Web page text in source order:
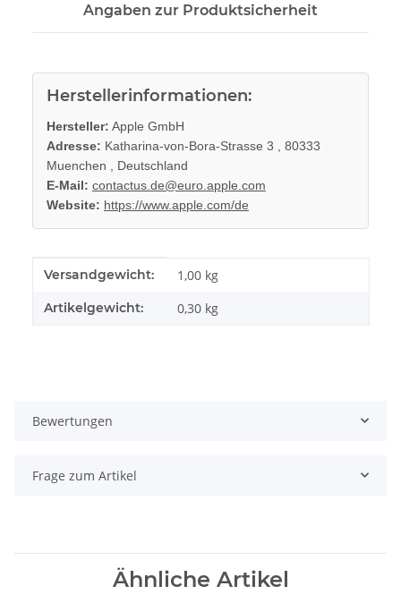
Angaben zur Produktsicherheit
Herstellerinformationen:
Hersteller: Apple GmbH
Adresse: Katharina-von-Bora-Strasse 3 , 80333
Muenchen , Deutschland
E-Mail: contactus.de@euro.apple.com
Website: https://www.apple.com/de
Produkteigenschaft
Wert
Versandgewicht: 1,00 kg
Artikelgewicht: 0,30 kg
Bewertungen
Frage zum Artikel
Ähnliche Artikel